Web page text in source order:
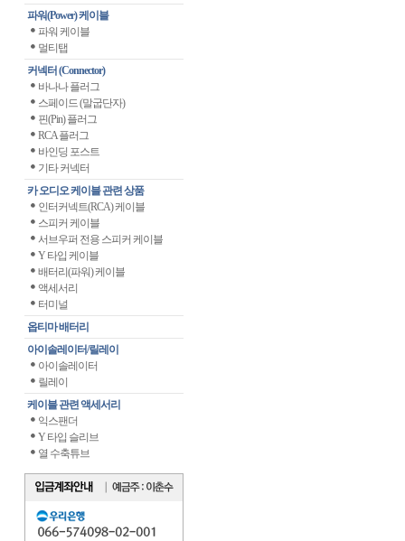
파워(Power) 케이블
파워 케이블
멀티탭
커넥터 (Connector)
바나나 플러그
스페이드 (말굽단자)
핀(Pin) 플러그
RCA 플러그
바인딩 포스트
기타 커넥터
카 오디오 케이블 관련 상품
인터커넥트(RCA) 케이블
스피커 케이블
서브우퍼 전용 스피커 케이블
Y 타입 케이블
배터리(파워) 케이블
액세서리
터미널
옵티마 배터리
아이솔레이터/릴레이
아이솔레이터
릴레이
케이블 관련 액세서리
익스팬더
Y 타입 슬리브
열 수축튜브